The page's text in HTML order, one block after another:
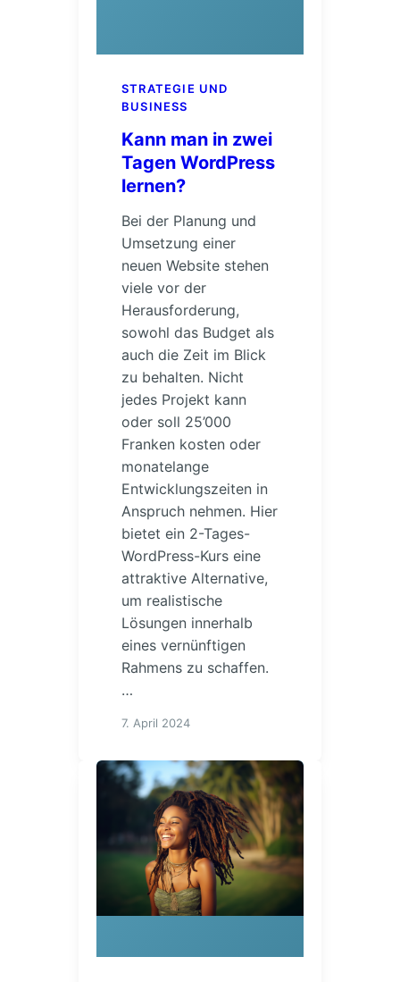
STRATEGIE UND
BUSINESS
Kann man in zwei
Tagen WordPress
lernen?
Bei der Planung und
Umsetzung einer
neuen Website stehen
viele vor der
Herausforderung,
sowohl das Budget als
auch die Zeit im Blick
zu behalten. Nicht
jedes Projekt kann
oder soll 25’000
Franken kosten oder
monatelange
Entwicklungszeiten in
Anspruch nehmen. Hier
bietet ein 2-Tages-
WordPress-Kurs eine
attraktive Alternative,
um realistische
Lösungen innerhalb
eines vernünftigen
Rahmens zu schaffen.
…
7. April 2024